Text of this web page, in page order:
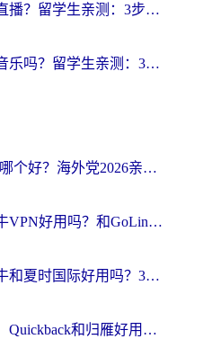
海外怎么看央视直播？留学生亲测：3步解决版权限制+追剧自由
国外能用网易云音乐吗？留学生亲测：3步解决海外听歌难题
Quickback和云帆哪个好？海外党2026亲测指南：选对加速器大陆工具，无缝刷国内剧玩国服
海外党必看：斧牛VPN好用吗？和GoLinkVPN对比哪个回国效果更好？
海外党必看：斧牛和夏时国际好用吗？3步选对回国加速器，无缝刷国内资源
海外党踩坑指南：Quickback和归雁好用吗？选对加速器才能无缝刷国内资源